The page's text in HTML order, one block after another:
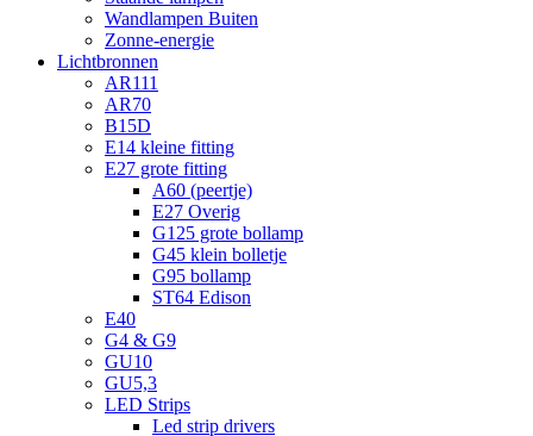
Wandlampen Buiten
Zonne-energie
Lichtbronnen
AR111
AR70
B15D
E14 kleine fitting
E27 grote fitting
A60 (peertje)
E27 Overig
G125 grote bollamp
G45 klein bolletje
G95 bollamp
ST64 Edison
E40
G4 & G9
GU10
GU5,3
LED Strips
Led strip drivers